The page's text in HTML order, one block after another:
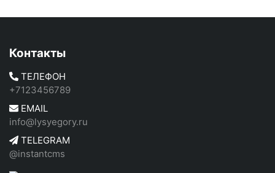
Контакты
ТЕЛЕФОН
+7123456789
EMAIL
info@lysyegory.ru
TELEGRAM
@instantcms